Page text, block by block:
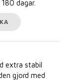
dagar.
extra stabil
gjord med